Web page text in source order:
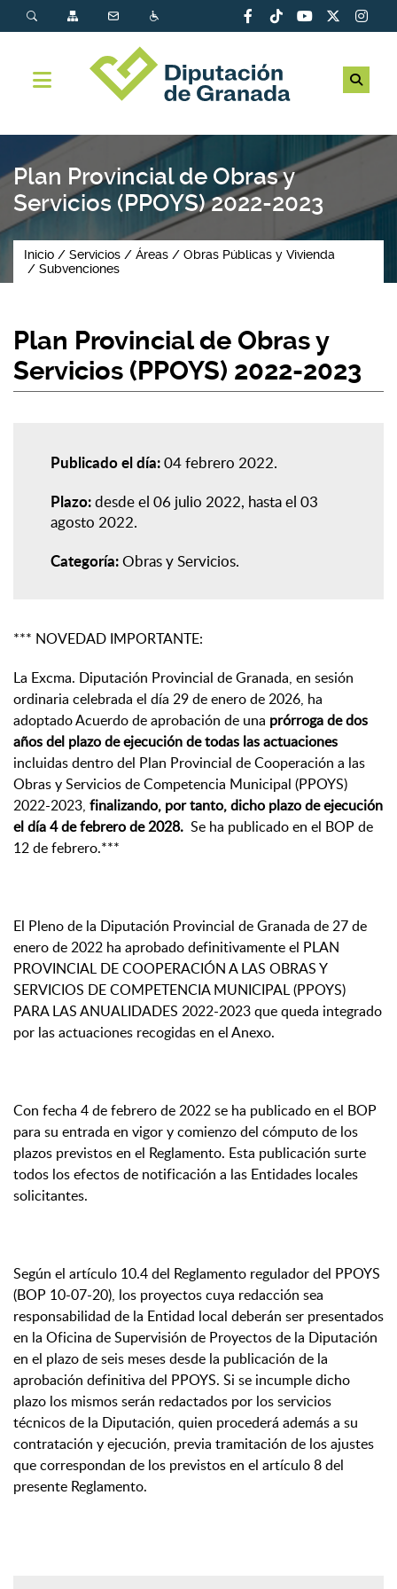
Plan Provincial de Obras y
Servicios (PPOYS) 2022-2023
Inicio Servicios Áreas
Obras Públicas y Vivienda
Subvenciones
Plan Provincial de Obras y
Servicios (PPOYS) 2022-2023
Publicado el día:04 febrero 2022
Plazo:desde el 06 julio 2022, hasta el 03
agosto 2022
Categoría:Obras y Servicios
*** NOVEDAD IMPORTANTE:
La Excma. Diputación Provincial de Granada, en sesión
ordinaria celebrada el día 29 de enero de 2026, ha
adoptado Acuerdo de aprobación de una prórroga de dos
años del plazo de ejecución de todas las actuaciones
incluidas dentro del Plan Provincial de Cooperación a las
Obras y Servicios de Competencia Municipal (PPOYS)
2022-2023, finalizando, por tanto, dicho plazo de ejecución
el día 4 de febrero de 2028. Se ha publicado en el BOP de
12 de febrero.***
El Pleno de la Diputación Provincial de Granada de 27 de
enero de 2022 ha aprobado definitivamente el PLAN
PROVINCIAL DE COOPERACIÓN A LAS OBRAS Y
SERVICIOS DE COMPETENCIA MUNICIPAL (PPOYS)
PARA LAS ANUALIDADES 2022-2023 que queda integrado
por las actuaciones recogidas en el Anexo.
Con fecha 4 de febrero de 2022 se ha publicado en el BOP
para su entrada en vigor y comienzo del cómputo de los
plazos previstos en el Reglamento. Esta publicación surte
todos los efectos de notificación a las Entidades locales
solicitantes.
Según el artículo 10.4 del Reglamento regulador del PPOYS
(BOP 10-07-20), los proyectos cuya redacción sea
responsabilidad de la Entidad local deberán ser presentados
en la Oficina de Supervisión de Proyectos de la Diputación
en el plazo de seis meses desde la publicación de la
aprobación definitiva del PPOYS. Si se incumple dicho
plazo los mismos serán redactados por los servicios
técnicos de la Diputación, quien procederá además a su
contratación y ejecución, previa tramitación de los ajustes
que correspondan de los previstos en el artículo 8 del
presente Reglamento.